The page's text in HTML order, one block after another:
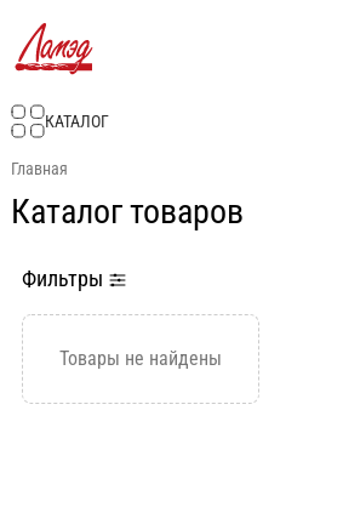
КАТАЛОГ
Главная
Каталог товаров
Фильтры
Товары не найдены